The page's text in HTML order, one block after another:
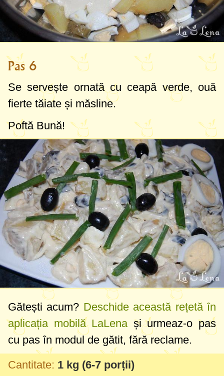
Pas 6
Se servește ornată cu ceapă verde, ouă
fierte tăiate și măsline.
Poftă Bună!
Gătești acum? Deschide această rețetă în
aplicația mobilă LaLena și urmeaz-o pas
cu pas în modul de gătit, fără reclame.
Cantitate: 1 kg (6-7 porții)